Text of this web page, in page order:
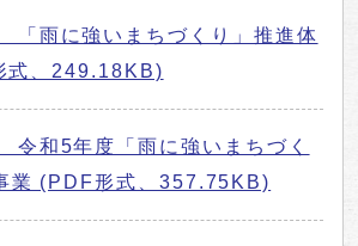
雨に強いまちづくり」推進体
式、249.18KB)
和5年度「雨に強いまちづく
業 (PDF形式、357.75KB)